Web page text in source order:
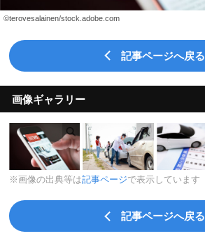
©terovesalainen/stock.adobe.com
記事ページへ戻る
画像ギャラリー
※画像の出典等は記事ページで表示しています
記事ページへ戻る